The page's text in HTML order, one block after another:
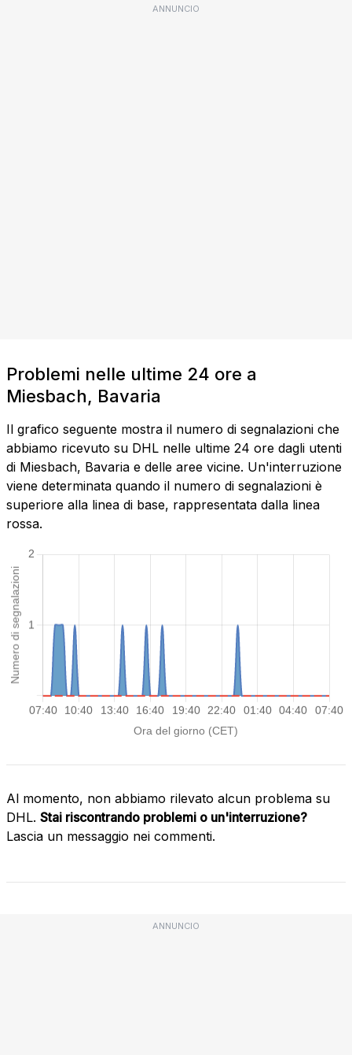
ANNUNCIO
Problemi nelle ultime 24 ore a
Miesbach, Bavaria
Il grafico seguente mostra il numero di segnalazioni che
abbiamo ricevuto su DHL nelle ultime 24 ore dagli utenti
di Miesbach, Bavaria e delle aree vicine. Un'interruzione
viene determinata quando il numero di segnalazioni è
superiore alla linea di base, rappresentata dalla linea
rossa.
Al momento, non abbiamo rilevato alcun problema su
DHL. Stai riscontrando problemi o un'interruzione?
Lascia un messaggio nei commenti.
ANNUNCIO